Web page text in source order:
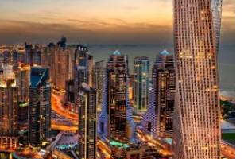
Continuați cu e-mailul